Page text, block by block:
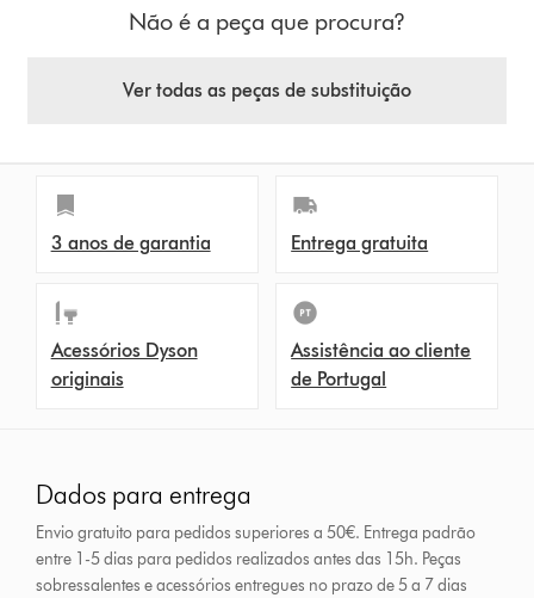
Não é a peça que procura?
Ver todas as peças de substituição
3 anos de garantia Entrega gratuita
Acessórios Dyson
originais
Assistência ao cliente
de Portugal
Dados para entrega
Envio gratuito para pedidos superiores a 50€. Entrega padrão
entre 1-5 dias para pedidos realizados antes das 15h. Peças
sobressalentes e acessórios entregues no prazo de 5 a 7 dias